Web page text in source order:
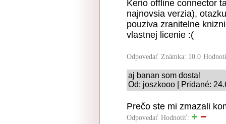
Kerio offline connector
najnovsia verzia),
pouziva zranitelne
vlastnej licenie :(
Odpovedať Známka: 10.0
aj banan som dostal
Od: joszkooo | Pridané:
Prečo ste mi zmazali
Odpovedať Hodnotiť: